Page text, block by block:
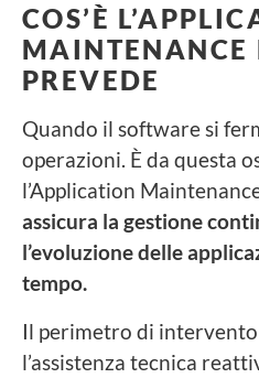
COS’È
MAINTENANCE
PREVEDE
Quando il software si
operazioni. È da questa
l’Application
assicura la gestione
l’evoluzione delle
tempo.
Il perimetro di
l’assistenza tecnica